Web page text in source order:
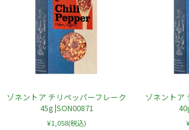
ゾネントア チリペッパーフレーク
45g |SON00871
¥1,058(税込)
ゾネントア